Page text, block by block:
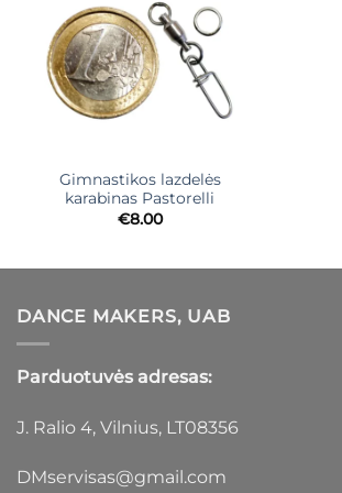
Gimnastikos lazdelės
karabinas Pastorelli
€8.00
DANCE MAKERS, UAB
Parduotuvės adresas:
J. Ralio 4, Vilnius, LT08356
DMservisas@gmail.com